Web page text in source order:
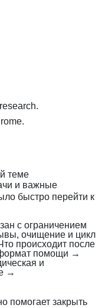
теме
и важные
быстро перейти к
с ограничением
очищение и цикл
происходит после
помощи →
и
→
помогает закрыть